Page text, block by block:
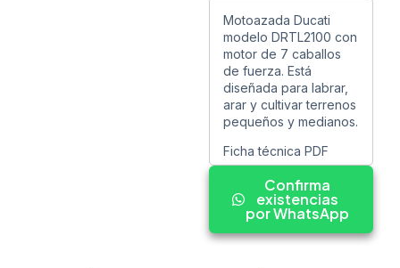
Motoazada Ducati
modelo DRTL2100 con
motor de 7 caballos
de fuerza. Está
diseñada para labrar,
arar y cultivar terrenos
pequeños y medianos.
Ficha técnica PDF
Confirma
existencias
por WhatsApp